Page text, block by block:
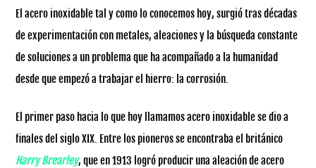
El acero inoxidable tal y como lo conocemos hoy, surgió tras décadas
de experimentación con metales, aleaciones y la búsqueda constante
de soluciones a un problema que ha acompañado a la humanidad
desde que empezó a trabajar el hierro: la corrosión.
El primer paso hacia lo que hoy llamamos acero inoxidable se dio a
finales del siglo XIX. Entre los pioneros se encontraba el británico
Harry Brearley, que en 1913 logró producir una aleación de acero